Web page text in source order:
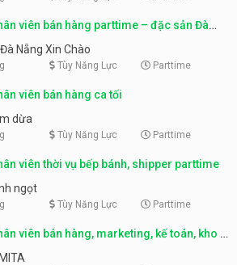
viên bán hàng parttime – đặc sản Đà
Nẵng Xin Chào
Tùy Năng Lực Parttime
viên bán hàng ca tối
dừa
Tùy Năng Lực Parttime
viên thời vụ bếp bánh, shipper parttime
ngọt
Tùy Năng Lực Parttime
viên bán hàng, marketing, kế toán, kho –
fulltime